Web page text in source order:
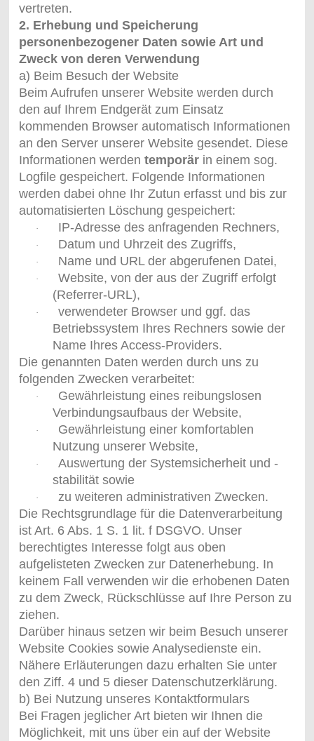
vertreten.
2. Erhebung und Speicherung
personenbezogener Daten sowie Art und
Zweck von deren Verwendung
a) Beim Besuch der Website
Beim Aufrufen unserer Website werden durch
den auf Ihrem Endgerät zum Einsatz
kommenden Browser automatisch Informationen
an den Server unserer Website gesendet. Diese
Informationen werden temporärin einem sog.
Logfile gespeichert. Folgende Informationen
werden dabei ohne Ihr Zutun erfasst und bis zur
automatisierten Löschung gespeichert:
· IP-Adresse des anfragenden Rechners,
· Datum und Uhrzeit des Zugriffs,
· Name und URL der abgerufenen Datei,
·
Website, von der aus der Zugriff erfolgt
(Referrer-URL),
·
verwendeter Browser und ggf. das
Betriebssystem Ihres Rechners sowie der
Name Ihres Access-Providers.
Die genannten Daten werden durch uns zu
folgenden Zwecken verarbeitet:
·
Gewährleistung eines reibungslosen
Verbindungsaufbaus der Website,
·
Gewährleistung einer komfortablen
Nutzung unserer Website,
·
Auswertung der Systemsicherheit und -
stabilität sowie
·
zu weiteren administrativen Zwecken.
Die Rechtsgrundlage für die Datenverarbeitung
ist Art. 6 Abs. 1 S. 1 lit. f DSGVO. Unser
berechtigtes Interesse folgt aus oben
aufgelisteten Zwecken zur Datenerhebung. In
keinem Fall verwenden wir die erhobenen Daten
zu dem Zweck, Rückschlüsse auf Ihre Person zu
ziehen.
Darüber hinaus setzen wir beim Besuch unserer
Website Cookies sowie Analysedienste ein.
Nähere Erläuterungen dazu erhalten Sie unter
den Ziff. 4 und 5 dieser Datenschutzerklärung.
b) Bei Nutzung unseres Kontaktformulars
Bei Fragen jeglicher Art bieten wir Ihnen die
Möglichkeit, mit uns über ein auf der Website